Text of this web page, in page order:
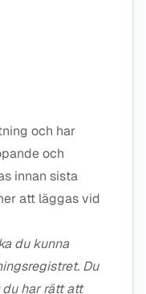
och har
och
innan sista
att läggas vid
du kunna
Du
har rätt att